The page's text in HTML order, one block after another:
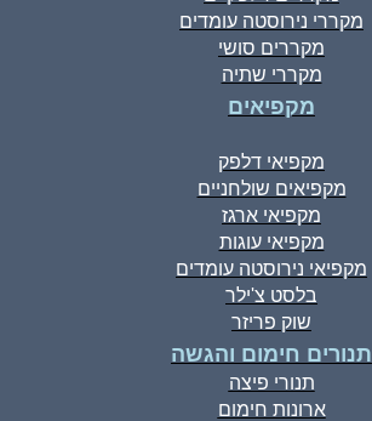
מקררי נירוסטה עומדים
מקררים סושי
מקררי שתיה
מקפיאים
מקפיאי דלפק
מקפיאים שולחניים
מקפיאי ארגז
מקפיאי עוגות
מקפיאי נירוסטה עומדים
בלסט צ'ילר
שוק פריזר
תנורים חימום והגשה
תנורי פיצה
ארונות חימום